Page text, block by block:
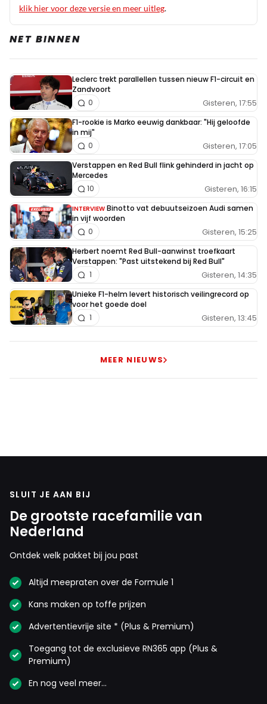
klik hier voor deze versie en meer uitleg.
NET BINNEN
Leclerc trekt parallellen tussen nieuw F1-circuit en
Zandvoort
Gisteren, 17:55
0
F1-rookie is Marko eeuwig dankbaar: "Hij geloofde
in mij"
Gisteren, 17:05
0
Verstappen en Red Bull flink gehinderd in jacht op
Mercedes
Gisteren, 16:15
10
INTERVIEW Binotto vat debuutseizoen Audi samen
in vijf woorden
Gisteren, 15:25
0
Herbert noemt Red Bull-aanwinst troefkaart
Verstappen: "Past uitstekend bij Red Bull"
Gisteren, 14:35
1
Unieke F1-helm levert historisch veilingrecord op
voor het goede doel
Gisteren, 13:45
1
MEER NIEUWS
SLUIT JE AAN BIJ
De grootste racefamilie van
Nederland
Ontdek welk pakket bij jou past
Altijd meepraten over de Formule 1
Kans maken op toffe prijzen
Advertentievrije site * (Plus & Premium)
Toegang tot de exclusieve RN365 app (Plus &
Premium)
En nog veel meer…